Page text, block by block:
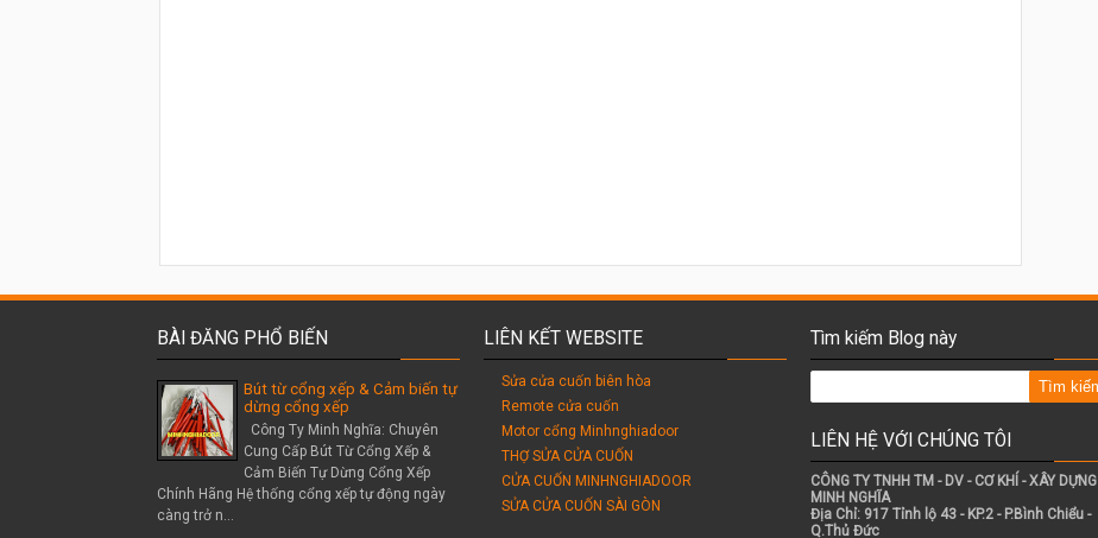
BÀI ĐĂNG PHỔ BIẾN
Bút từ cổng xếp & Cảm biến tự
dừng cổng xếp
Công Ty Minh Nghĩa: Chuyên
Cung Cấp Bút Từ Cổng Xếp &
Cảm Biến Tự Dừng Cổng Xếp
Chính Hãng Hệ thống cổng xếp tự động ngày
càng trở n...
LIÊN KẾT WEBSITE
Sửa cửa cuốn biên hòa
Remote cửa cuốn
Motor cổng Minhnghiadoor
THỢ SỬA CỬA CUỐN
CỬA CUỐN MINHNGHIADOOR
SỬA CỬA CUỐN SÀI GÒN
Tìm kiếm Blog này
LIÊN HỆ VỚI CHÚNG TÔI
CÔNG TY TNHH TM - DV - CƠ KHÍ - XÂY DỰNG
MINH NGHĨA
Địa Chỉ: 917 Tỉnh lộ 43 - KP.2 - P.Bình Chiểu -
Q.Thủ Đức